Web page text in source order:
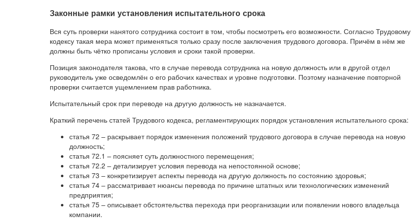
Законные рамки установления испытательного срока
Вся суть проверки нанятого сотрудника состоит в том, чтобы посмотреть его возможности. Согласно Трудовому
кодексу такая мера может применяться только сразу после заключения трудового договора. Причём в нём же
должны быть чётко прописаны условия и сроки такой проверки.
Позиция законодателя такова, что в случае перевода сотрудника на новую должность или в другой отдел
руководитель уже осведомлён о его рабочих качествах и уровне подготовки. Поэтому назначение повторной
проверки считается ущемлением прав работника.
Испытательный срок при переводе на другую должность не назначается.
Краткий перечень статей Трудового кодекса, регламентирующих порядок установления испытательного срока:
статья 72 – раскрывает порядок изменения положений трудового договора в случае перевода на новую
должность;
статья 72.1 – поясняет суть должностного перемещения;
статья 72.2 – детализирует условия перевода на непостоянной основе;
статья 73 – конкретизирует аспекты перевода на другую должность по состоянию здоровья;
статья 74 – рассматривает нюансы перевода по причине штатных или технологических изменений
предприятия;
статья 75 – описывает обстоятельства перехода при реорганизации или появлении нового владельца
компании.